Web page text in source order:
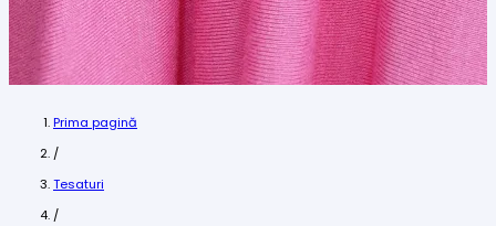
Prima pagină
/
Tesaturi
/